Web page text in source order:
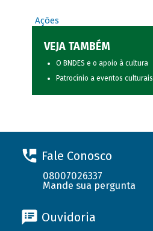
Ações
VEJA TAMBÉM
O BNDES e o apoio à cultura
Patrocínio a eventos culturais
Fale Conosco
08007026337
Mande sua pergunta
Ouvidoria